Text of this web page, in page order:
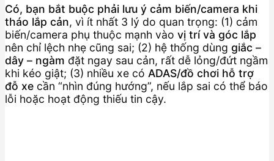
Có, bạn bắt buộc phải lưu ý cảm biến/camera khi
tháo lắp cản, vì ít nhất 3 lý do quan trọng: (1) cảm
biến/camera phụ thuộc mạnh vào vị trí và góc lắp
nên chỉ lệch nhẹ cũng sai; (2) hệ thống dùng giắc –
dây – ngàm đặt ngay sau cản, rất dễ lỏng/đứt ngầm
khi kéo giật; (3) nhiều xe có ADAS/đồ chơi hỗ trợ
đỗ xe cần “nhìn đúng hướng”, nếu lắp sai có thể báo
lỗi hoặc hoạt động thiếu tin cậy.